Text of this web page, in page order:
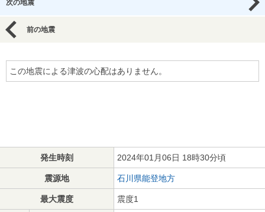
次の地震
前の地震
この地震による津波の心配はありません。
発生時刻 2024年01月06日 18時30分頃
震源地 石川県能登地方
最大震度 震度1